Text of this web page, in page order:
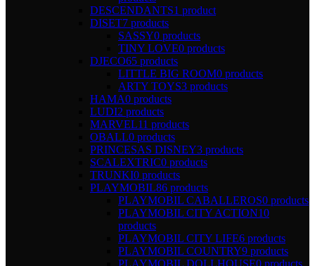
DESCENDANTS1 product
DISET7 products
SASSY0 products
TINY LOVE0 products
DJECO65 products
LITTLE BIG ROOM0 products
ARTY TOYS3 products
HAMA0 products
LUDI2 products
MARVEL11 products
OBALL0 products
PRINCESAS DISNEY3 products
SCALEXTRIC0 products
TRUNKI0 products
PLAYMOBIL86 products
PLAYMOBIL CABALLEROS0 products
PLAYMOBIL CITY ACTION10
products
PLAYMOBIL CITY LIFE6 products
PLAYMOBIL COUNTRY9 products
PLAYMOBIL DOLLHOUSE0 products